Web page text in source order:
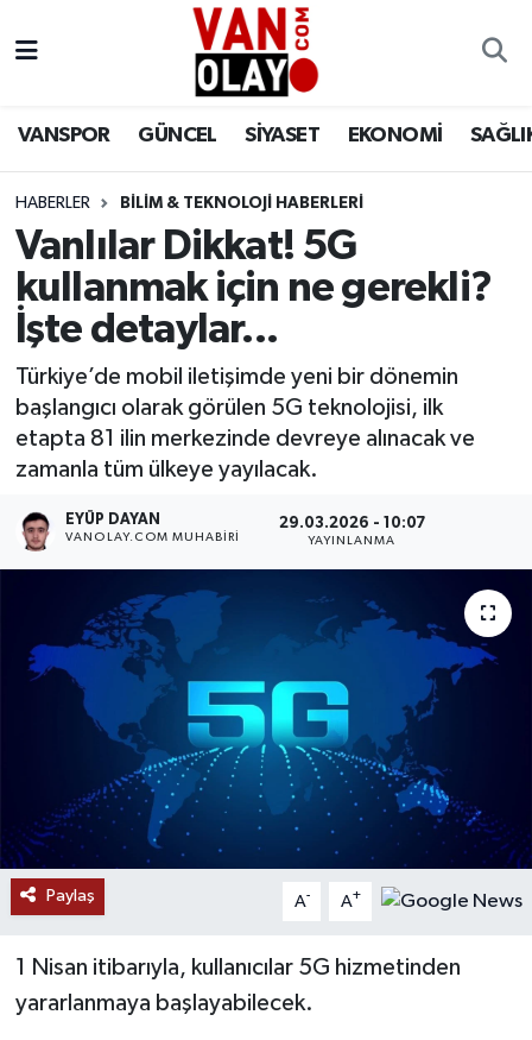
VANSPOR GÜNCEL SİYASET EKONOMİ
HABERLER BİLİM & TEKNOLOJİ HABERLERİ
Vanlılar Dikkat! 5G
kullanmak için ne gerekli?
İşte detaylar...
Türkiye’de mobil iletişimde yeni bir dönemin
başlangıcı olarak görülen 5G teknolojisi, ilk
etapta 81 ilin merkezinde devreye alınacak ve
zamanla tüm ülkeye yayılacak.
EYÜP DAYAN
VANOLAY.COM MUHABIRI
29.03.2026 - 10:07
YAYINLANMA
Paylaş A- A+
1 Nisan itibarıyla, kullanıcılar 5G hizmetinden
yararlanmaya başlayabilecek.
Siyaset
Ekonomi
Sağlık
Eğitim
Dünya
RESMİ İLANLAR
Van Nöbetçi Eczaneler
Van Namaz Vakitleri
Van Trafik Yoğunluk Haritası
Süper Lig Puan Durumu ve Fikstür
Tüm Manşetler
Haber Arşivi